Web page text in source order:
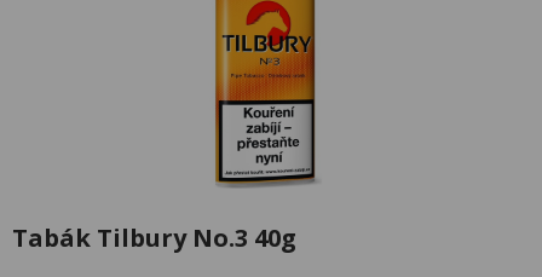
Tabák Tilbury No.3 40g